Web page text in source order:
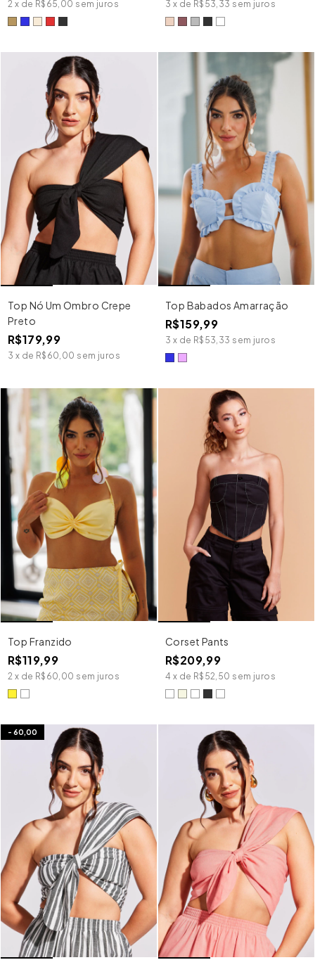
2 x de R$65,00 sem juros 3 x de R$53,33 sem juros
Top Nó Um Ombro Crepe
Preto
R$179,99
3 x de R$60,00 sem juros
Top Babados Amarração
R$159,99
3 x de R$53,33 sem juros
Top Franzido
R$119,99
2 x de R$60,00 sem juros
Corset Pants
R$209,99
4 x de R$52,50 sem juros
- 60,00